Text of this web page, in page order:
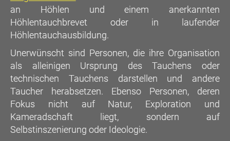
an Höhlen und einem anerkannten
Höhlentauchbrevet oder in laufender
Höhlentauchausbildung.
Unerwünscht sind Personen, die ihre Organisation
als alleinigen Ursprung des Tauchens oder
technischen Tauchens darstellen und andere
Taucher herabsetzen. Ebenso Personen, deren
Fokus nicht auf Natur, Exploration und
Kameradschaft liegt, sondern auf
Selbstinszenierung oder Ideologie.